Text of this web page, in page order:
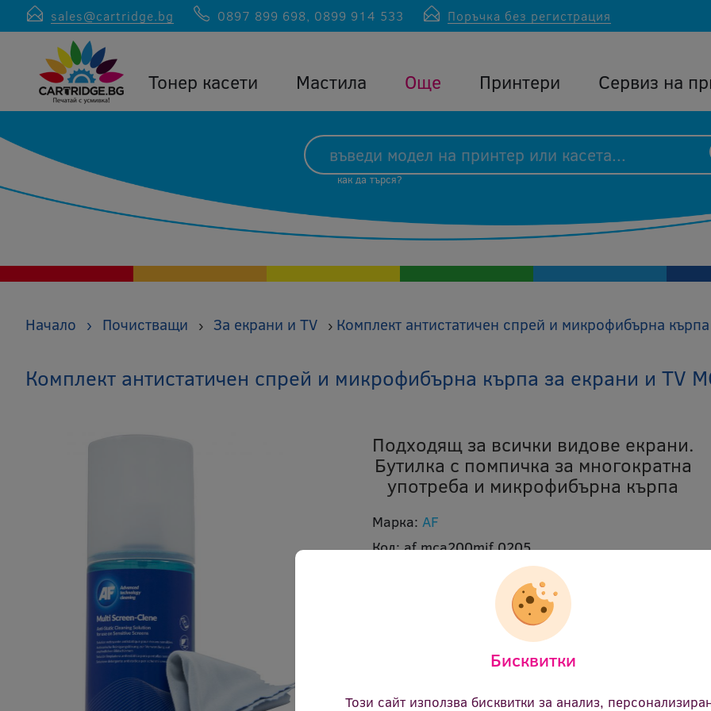
sales@cartridge.bg 0897 899 698, 0899 914 533 Поръчка без регистрация
Тонер касети Мастила Още Принтери Сервиз на
как да търся?
Начало › Почистващи › За екрани и TV › Комплект антистатичен спрей и микрофибърна
Комплект антистатичен спрей и микрофибърна кърпа за екрани и TV
Подходящ за всички видове екрани.
Бутилка с помпичка за многократна
употреба и микрофибърна кърпа
Марка: AF
Код:af mca200mif 0205
200 ml и 1 кърпа
Оцени продукта
12.48 € (24.41 лв.)
Бисквитки
Този сайт използва бисквитки за анализ,